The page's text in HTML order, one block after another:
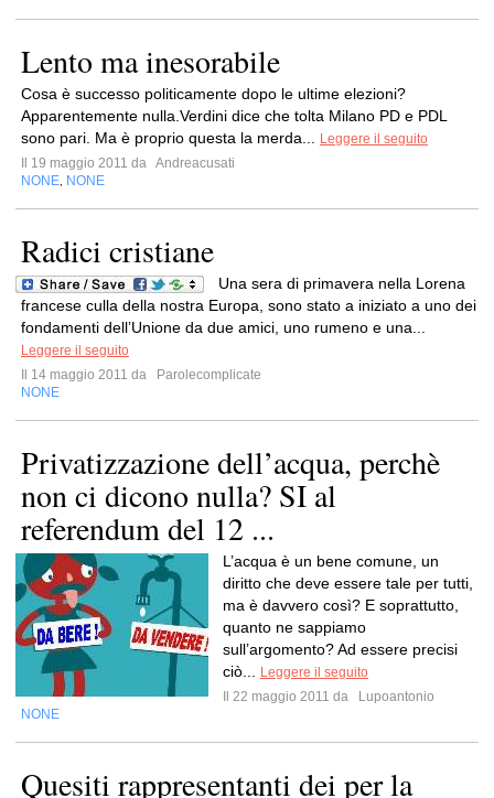
Lento ma inesorabile
Cosa è successo politicamente dopo le ultime elezioni?
Apparentemente nulla.Verdini dice che tolta Milano PD e PDL
sono pari. Ma è proprio questa la merda...
Leggere il seguito
Il 19 maggio 2011 da Andreacusati
NONE NONE
Radici cristiane
Una sera di primavera nella Lorena
francese culla della nostra Europa, sono stato a iniziato a uno dei
fondamenti dell’Unione da due amici, uno rumeno e una...
Leggere il seguito
Il 14 maggio 2011 da
Parolecomplicate
NONE
Privatizzazione dell’acqua, perchè
non ci dicono nulla? SI al
referendum del 12 ...
L’acqua è un bene comune, un
diritto che deve essere tale per tutti,
ma è davvero così? E soprattutto,
quanto ne sappiamo
sull’argomento? Ad essere precisi
ciò...
Leggere il seguito
Il 22 maggio 2011 da
Lupoantonio
NONE
Quesiti rappresentanti dei per la